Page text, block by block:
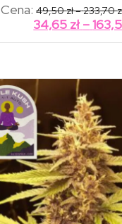
Cena: 49,50zł–233,70
34,65 zł –